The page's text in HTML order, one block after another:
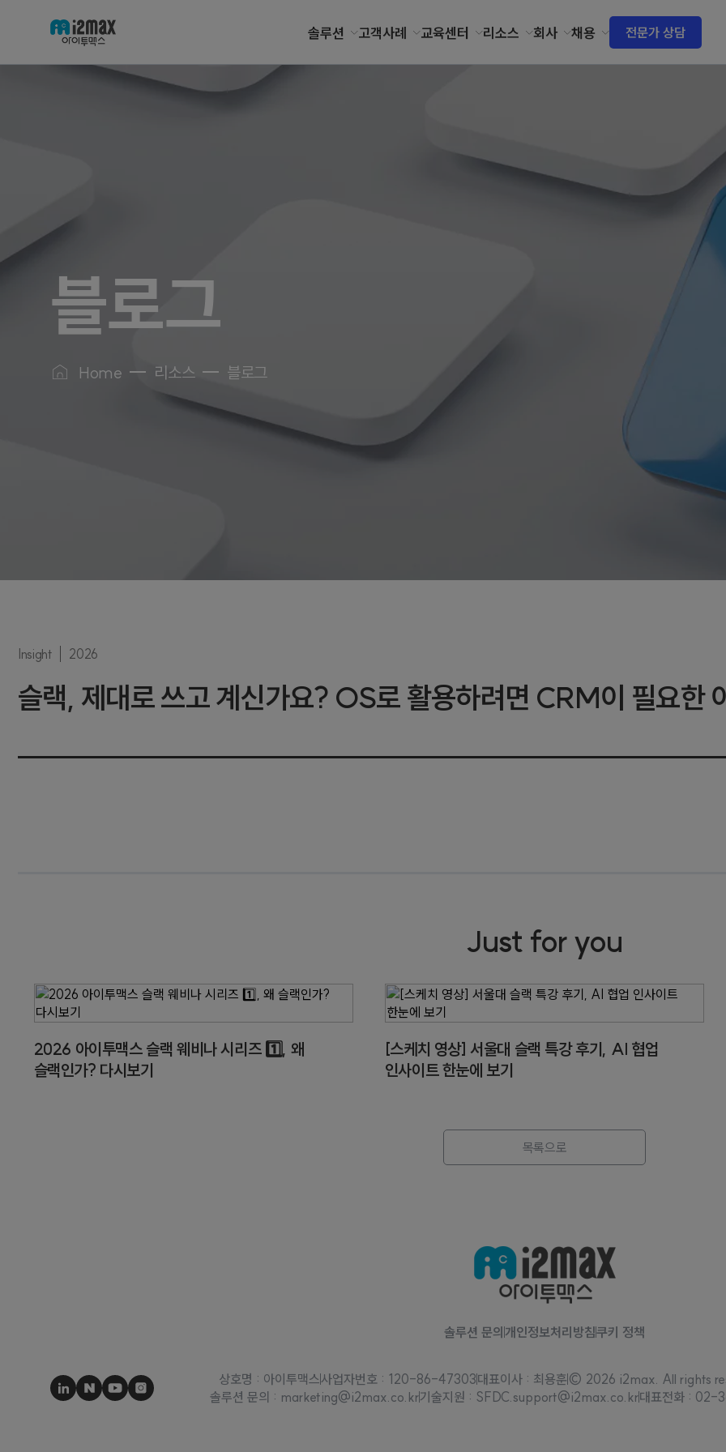
솔루션 고객사례 교육센터 리소스 회사 채용
블로그
Home 리소스 블로그
Insight 2026
슬랙, 제대로 쓰고 계신가요? OS로 활용하려면 CRM이 필요한
Just for you
2026 아이투맥스 슬랙 웨비나 시리즈 1️⃣, 왜
슬랙인가? 다시보기
[스케치 영상] 서울대 슬랙 특강 후기, AI 협업
인사이트 한눈에 보기
목록으로
솔루션 문의 개인정보처리방침쿠키 정책
상호명 : 아이투맥스사업자번호 : 120-86-47303대표이사 : 최용훈 © 2026 i2max. All rights
솔루션 문의 : marketing@i2max.co.kr기술지원 : SFDC.support@i2max.co.kr대표전화 : 02-